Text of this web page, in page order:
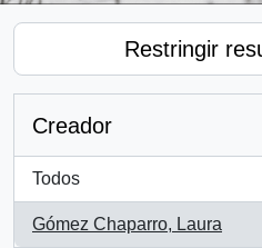
Restringir
Creador
Todos
Gómez Chaparro, Laura
, 1 resultados